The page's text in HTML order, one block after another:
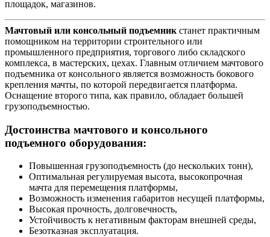
площадок, магазинов.
Мачтовый или консольный подъемник станет практичным
помощником на территории строительного или
промышленного предприятия, торгового либо складского
комплекса, в мастерских, цехах. Главным отличием мачтового
подъемника от консольного является возможность бокового
крепления мачты, по которой передвигается платформа.
Оснащение второго типа, как правило, обладает большей
грузоподъемностью.
Достоинства мачтового и консольного
подъемного оборудования:
Повышенная грузоподъемность (до нескольких тонн),
Оптимальная регулируемая высота, высокопрочная
мачта для перемещения платформы,
Возможность изменения габаритов несущей платформы,
Высокая прочность, долговечность,
Устойчивость к негативным факторам внешней среды,
Безотказная эксплуатация.